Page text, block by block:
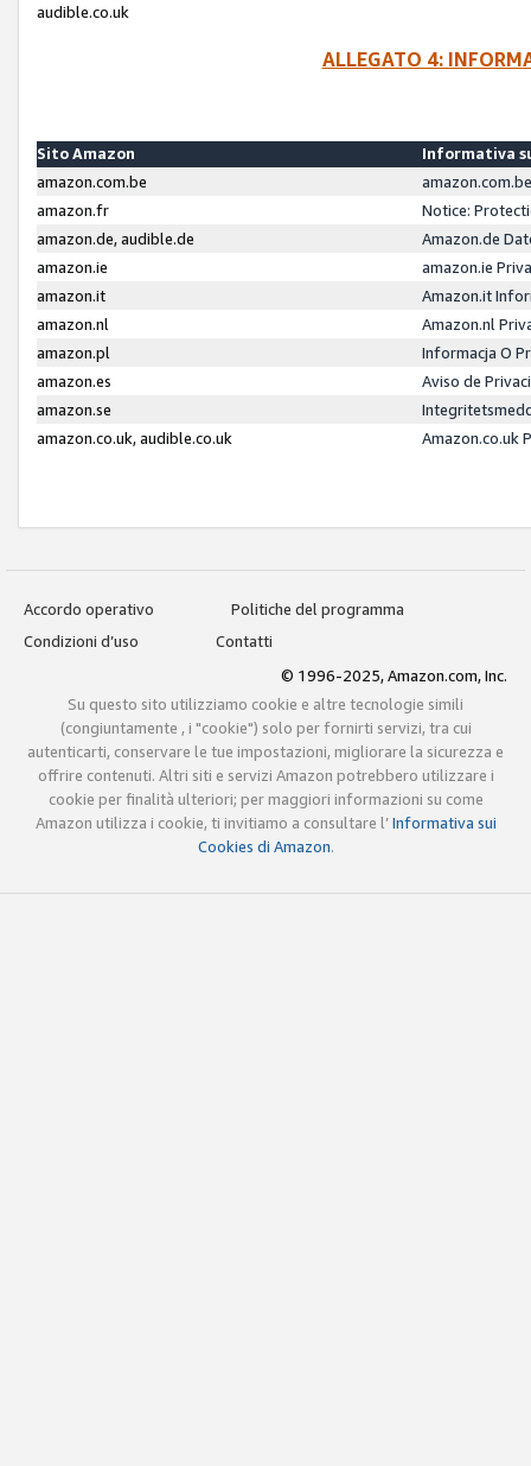
audible.co.uk
ALLEGATO 4:
Sito Amazon
Informativa
amazon.com.be
amazon.fr
Notice:
amazon.de, audible.de
Amazon.de
amazon.ie
amazon.ie
amazon.it
Amazon.it
amazon.nl
Amazon.nl
amazon.pl
Informacja O
amazon.es
Aviso de
amazon.se
amazon.co.uk, audible.co.uk
Amazon.co.uk
Accordo operativo
Politiche del programma
Condizioni d’uso
Contatti
© 1996-2025, Amazon.com, Inc.
Su questo sito utilizziamo cookie e altre tecnologie simili
(congiuntamente , i "cookie") solo per fornirti servizi, tra cui
autenticarti, conservare le tue impostazioni, migliorare la sicurezza e
offrire contenuti. Altri siti e servizi Amazon potrebbero utilizzare i
cookie per finalità ulteriori; per maggiori informazioni su come
Amazon utilizza i cookie, ti invitiamo a consultare l’Informativa sui
Cookies di Amazon.